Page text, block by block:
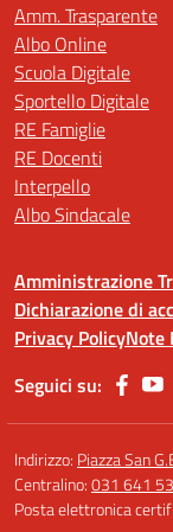
Amm. Trasparente
Albo Online
Scuola Digitale
Sportello Digitale
RE Famiglie
RE Docenti
Interpello
Albo Sindacale
Amministrazione
Dichiarazione di
Privacy PolicyNote
Seguici su:
Indirizzo: Piazza San
Centralino:031 641
Posta elettronica